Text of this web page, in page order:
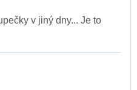
v jiný dny... Je to